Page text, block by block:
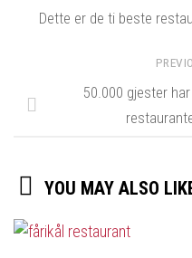
Dette er de ti beste
50.000 gjester
YOU MAY ALSO